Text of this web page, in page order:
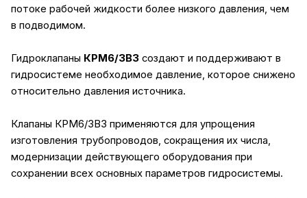
потоке рабочей жидкости более низкого давления, чем
в подводимом.
Гидроклапаны КРМ6/3В3 создают и поддерживают в
гидросистеме необходимое давление, которое снижено
относительно давления источника.
Клапаны КРМ6/3В3 применяются для упрощения
изготовления трубопроводов, сокращения их числа,
модернизации действующего оборудования при
сохранении всех основных параметров гидросистемы.